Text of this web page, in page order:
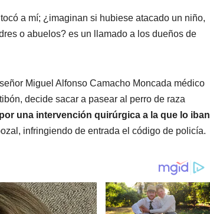
a mí; ¿imaginan si hubiese atacado un niño,
o abuelos? es un llamado a los dueños de
Miguel Alfonso Camacho Moncada médico
decide sacar a pasear al perro de raza
una intervención quirúrgica a la que lo iban
infringiendo de entrada el código de policía.